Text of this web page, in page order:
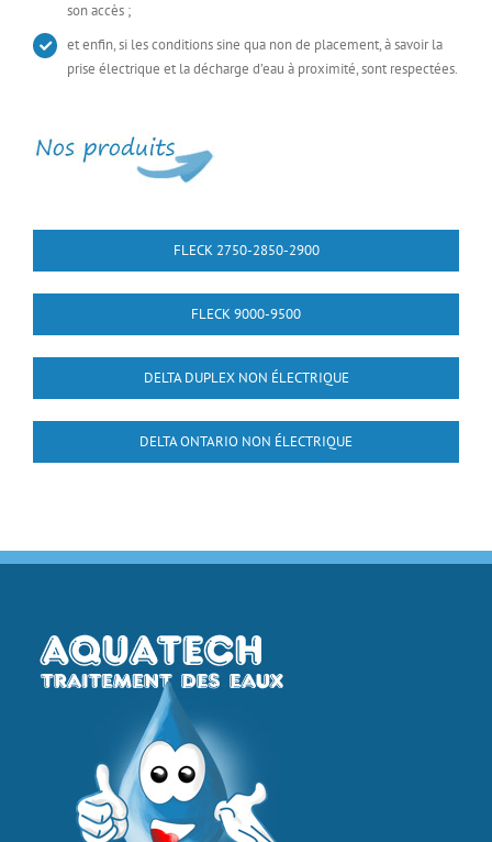
son accès ;
et enfin, si les conditions sine qua non de placement, à savoir la
prise électrique et la décharge d’eau à proximité, sont respectées.
FLECK 2750-2850-2900
FLECK 9000-9500
DELTA DUPLEX NON ÉLECTRIQUE
DELTA ONTARIO NON ÉLECTRIQUE